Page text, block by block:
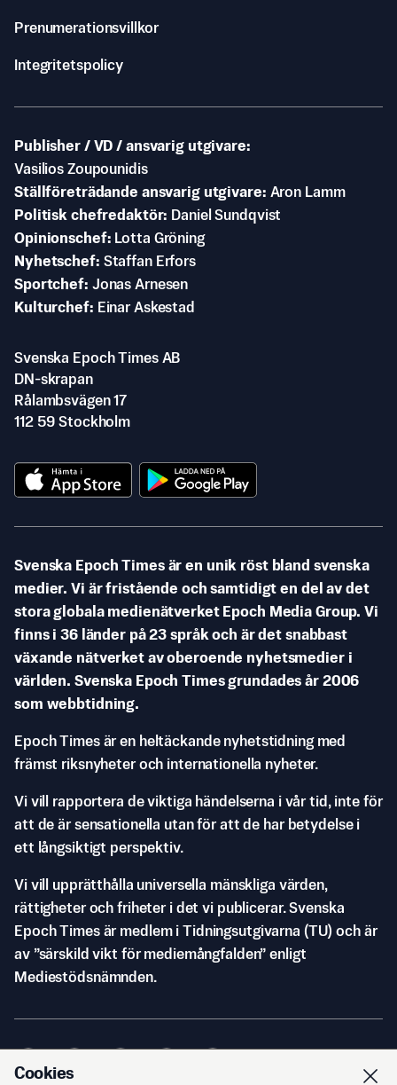
Prenumerationsvillkor
Integritetspolicy
Publisher / VD / ansvarig utgivare
Vasilios Zoupounidis
Ställföreträdande ansvarig utgivare Aron Lamm
Politisk chefredaktör
Daniel Sundqvist
Opinionschef
Lotta Gröning
Nyhetschef Staffan Erfors
Sportchef Jonas Arnesen
Kulturchef
Einar Askestad
Svenska Epoch Times AB
DN-skrapan
Rålambsvägen 17
112 59 Stockholm
Svenska Epoch Times är en unik röst bland svenska
medier. Vi är fristående och samtidigt en del av det
stora globala medienätverket Epoch Media Group. Vi
finns i 36 länder på 23 språk och är det snabbast
växande nätverket av oberoende nyhetsmedier i
världen. Svenska Epoch Times grundades år 2006
som webbtidning.
Epoch Times är en heltäckande nyhetstidning med
främst riksnyheter och internationella nyheter.
Vi vill rapportera de viktiga händelserna i vår tid, inte för
att de är sensationella utan för att de har betydelse i
ett långsiktigt perspektiv.
Vi vill upprätthålla universella mänskliga värden,
rättigheter och friheter i det vi publicerar. Svenska
Epoch Times är medlem i Tidningsutgivarna (TU) och är
av ”särskild vikt för mediemångfalden” enligt
Mediestödsnämnden.
Cookies